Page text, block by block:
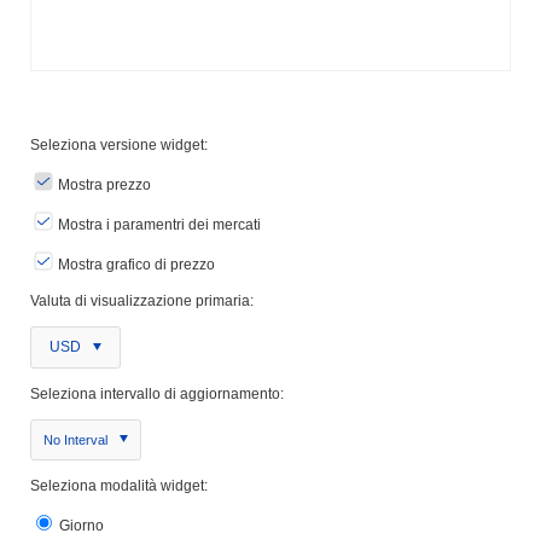
Seleziona versione widget:
Mostra prezzo
Mostra i paramentri dei mercati
Mostra grafico di prezzo
Valuta di visualizzazione primaria:
USD
Seleziona intervallo di aggiornamento:
No Interval
Seleziona modalità widget:
Giorno